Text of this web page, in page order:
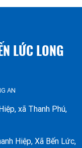
LỨC LONG
AN
xã Thanh Phú,
Hiệp, Xã Bến Lức,